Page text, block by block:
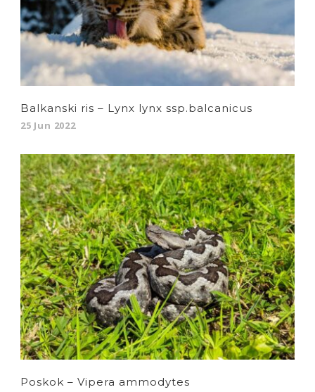
Balkanski ris – Lynx lynx ssp.balcanicus
25 Jun 2022
Poskok – Vipera ammodytes